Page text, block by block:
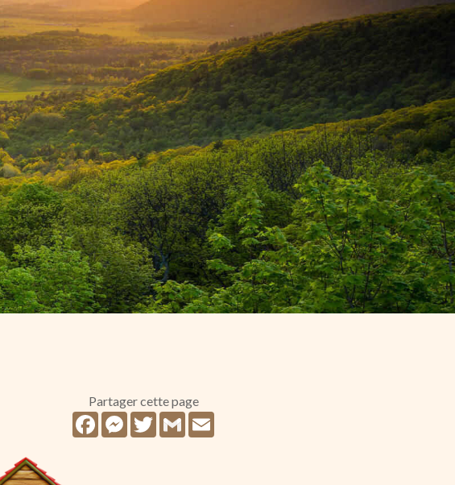
Partager cette page
FacebookMessenger
TwitterGmail